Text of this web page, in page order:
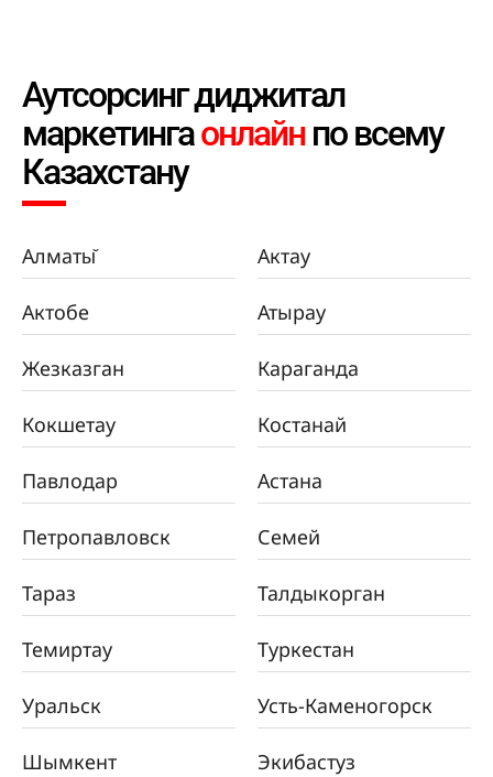
Аутсорсинг диджитал
маркетингаонлайнпо всему
Казахстану
Алматы̆ Актау
Актобе Атырау
Жезказган Караганда
Кокшетау Костанай
Павлодар Астана
Петропавловск Семей
Тараз Талдыкорган
Темиртау Туркестан
Уральск Усть-Каменогорск
Шымкент Экибастуз